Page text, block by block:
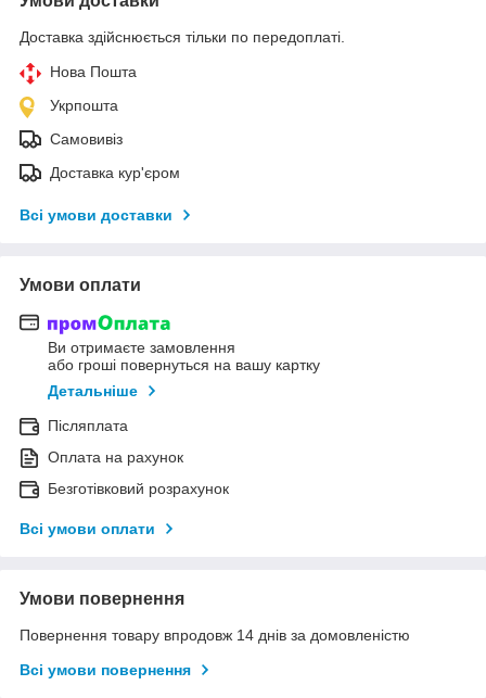
Доставка здійснюється тільки по передоплаті.
Нова Пошта
Укрпошта
Самовивіз
Доставка кур'єром
Всі умови доставки
Умови оплати
Ви отримаєте замовлення
або гроші повернуться на вашу картку
Детальніше
Післяплата
Оплата на рахунок
Безготівковий розрахунок
Всі умови оплати
Умови повернення
Повернення товару впродовж 14 днів за домовленістю
Всі умови повернення